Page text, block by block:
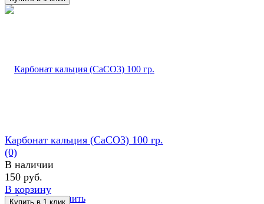
избранное сравнить
Карбонат кальция (CaCO3) 100 гр.
(0)
В наличии
150 руб.
В корзину